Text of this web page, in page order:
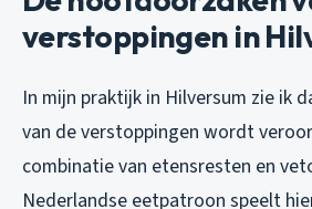
verstoppingen in
In mijn praktijk in Hilversum zie ik
van de verstoppingen wordt
combinatie van etensresten en
Nederlandse eetpatroon speelt